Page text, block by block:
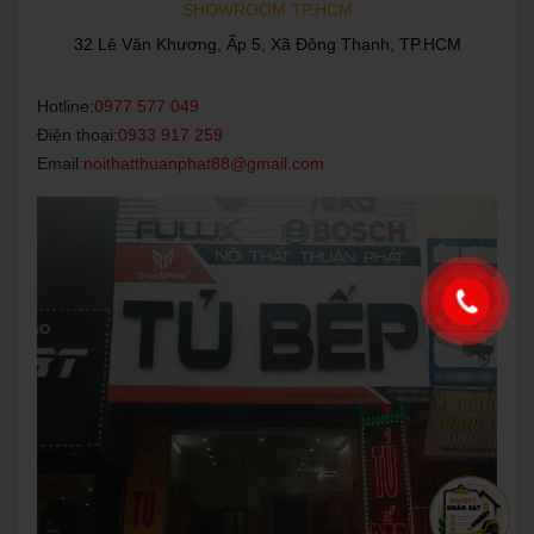
SHOWROOM TP.HCM
32 Lê Văn Khương, Ấp 5, Xã Đông Thạnh, TP.HCM
Hotline:0977 577 049
Điện thoại:0933 917 259
Email:noithatthuanphat88@gmail.com